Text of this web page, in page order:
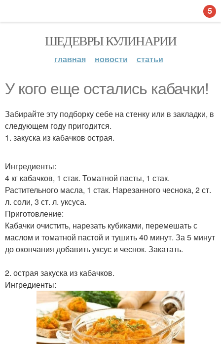
ШЕДЕВРЫ КУЛИНАРИИ
главная новости статьи
У кого еще остaлись кабачки!
Забирайте эту подборку себе на стенку или в закладки, в
следующем году пригодится.
1. закуска из кабачков острая.
Ингредиенты:
4 кг кабачков, 1 стак. Томатной пасты, 1 стак.
Растительного масла, 1 стак. Нарезанного чеснока, 2 ст.
л. соли, 3 ст. л. уксуса.
Приготoвление:
Кабачки очистить, нарезать кубиками, перемешать с
маслом и томатной пастой и тушить 40 минут. За 5 минут
до окончания добавить уксус и чеснок. Закатать.
2. острая закуска из кабачков.
Ингредиенты:
5